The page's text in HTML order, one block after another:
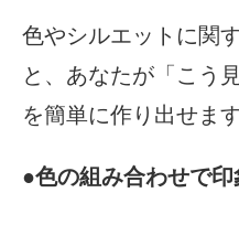
色やシルエットに関
と、あなたが「こう
を簡単に作り出せます
●色の組み合わせで印